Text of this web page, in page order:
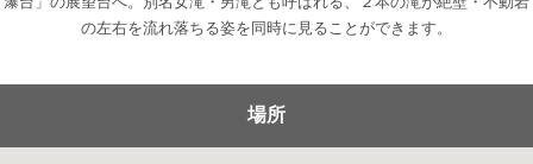
の左右を流れ落ちる姿を同時に見ることができます。
場所